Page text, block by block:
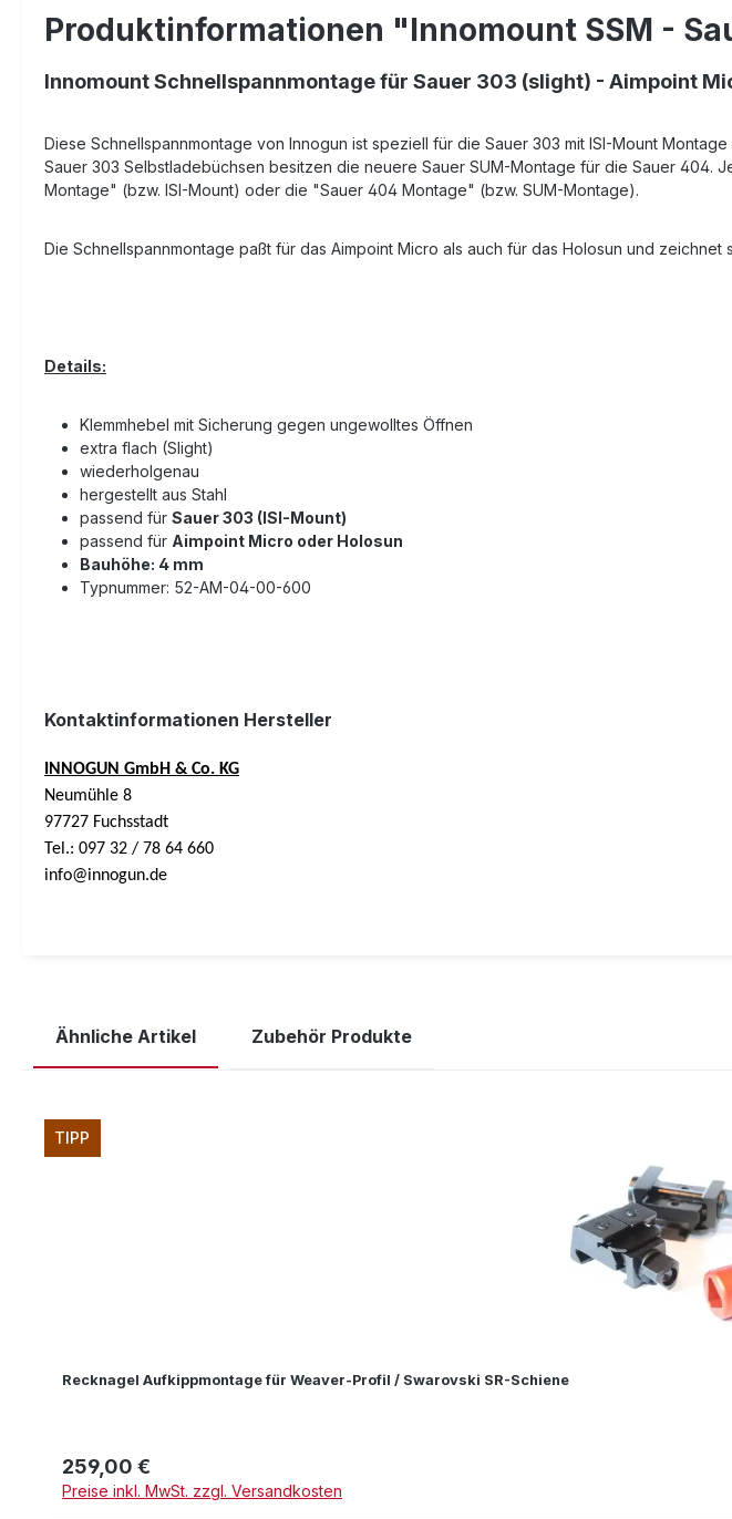
Produktinformationen "Innomount SSM -
Innomount Schnellspannmontage für Sauer 303 (slight) - Aimpoint
Diese Schnellspannmontage von Innogun ist speziell für die Sauer 303 mit ISI-Mount
Sauer 303 Selbstladebüchsen besitzen die neuere Sauer SUM-Montage für die Sauer 404.
Montage" (bzw. ISI-Mount) oder die "Sauer 404 Montage" (bzw. SUM-Montage).
Die Schnellspannmontage paßt für das Aimpoint Micro als auch für das Holosun und
Details:
Klemmhebel mit Sicherung gegen ungewolltes Öffnen
extra flach (Slight)
wiederholgenau
hergestellt aus Stahl
passend für Sauer 303 (ISI-Mount)
passend für Aimpoint Micro oder Holosun
Bauhöhe: 4 mm
Typnummer: 52-AM-04-00-600
Kontaktinformationen Hersteller
INNOGUN GmbH & Co. KG
Neumühle 8
97727 Fuchsstadt
Tel.: 097 32 / 78 64 660
info@innogun.de
Ähnliche Artikel Zubehör Produkte
TIPP
Recknagel Aufkippmontage für Weaver-Profil / Swarovski SR-Schiene
Regulärer Preis:
259,00 €
Preise inkl. MwSt. zzgl. Versandkosten